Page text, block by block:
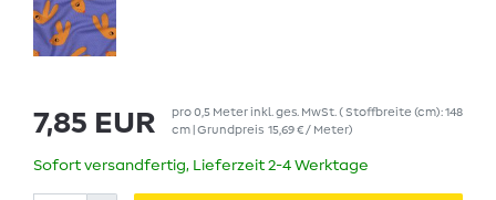
7,85 EUR pro0,5 Meterinkl. ges. MwSt. ( Stoffbreite (cm): 148
cm | Grundpreis 15,69 € / Meter)
Sofort versandfertig, Lieferzeit 2-4 Werktage